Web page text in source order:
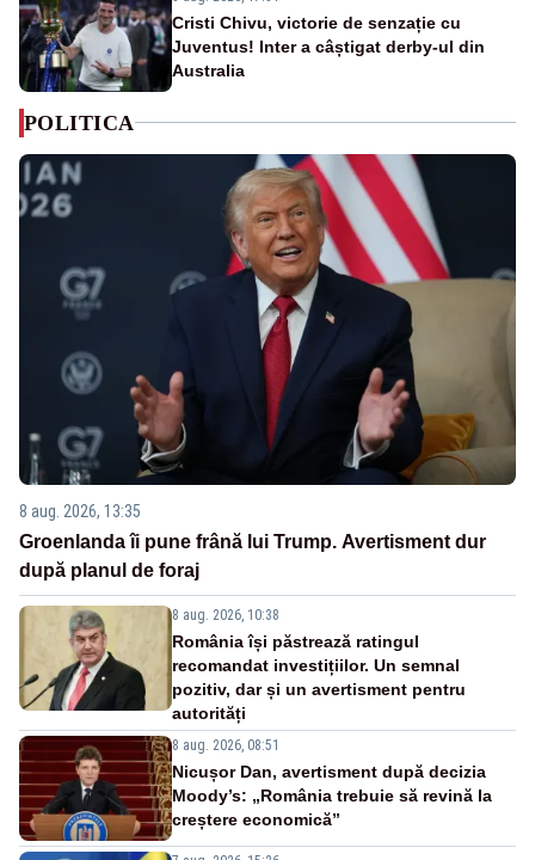
Cristi Chivu, victorie de senzație cu
Juventus! Inter a câștigat derby-ul din
Australia
POLITICA
8 aug. 2026, 13:35
Groenlanda îi pune frână lui Trump. Avertisment dur
după planul de foraj
8 aug. 2026, 10:38
România își păstrează ratingul
recomandat investițiilor. Un semnal
pozitiv, dar și un avertisment pentru
autorități
8 aug. 2026, 08:51
Nicușor Dan, avertisment după decizia
Moody’s: „România trebuie să revină la
creștere economică”